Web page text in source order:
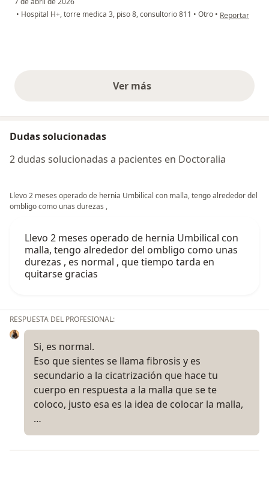
• Hospital H+, torre medica 3, piso 8, consultorio 811 • Otro • en opinión
Reportar
Ver másopiniones anteriores
Dudas solucionadas
2 dudas solucionadas a pacientes en Doctoralia
Llevo 2 meses operado de hernia Umbilical con malla, tengo alrededor del
ombligo como unas durezas ,
Llevo 2 meses operado de hernia Umbilical con
malla, tengo alrededor del ombligo como unas
durezas , es normal , que tiempo tarda en
quitarse gracias
RESPUESTA DEL PROFESIONAL:
Si, es normal.
Eso que sientes se llama fibrosis y es
secundario a la cicatrización que hace tu
cuerpo en respuesta a la malla que se te
coloco, justo esa es la idea de colocar la malla,
…